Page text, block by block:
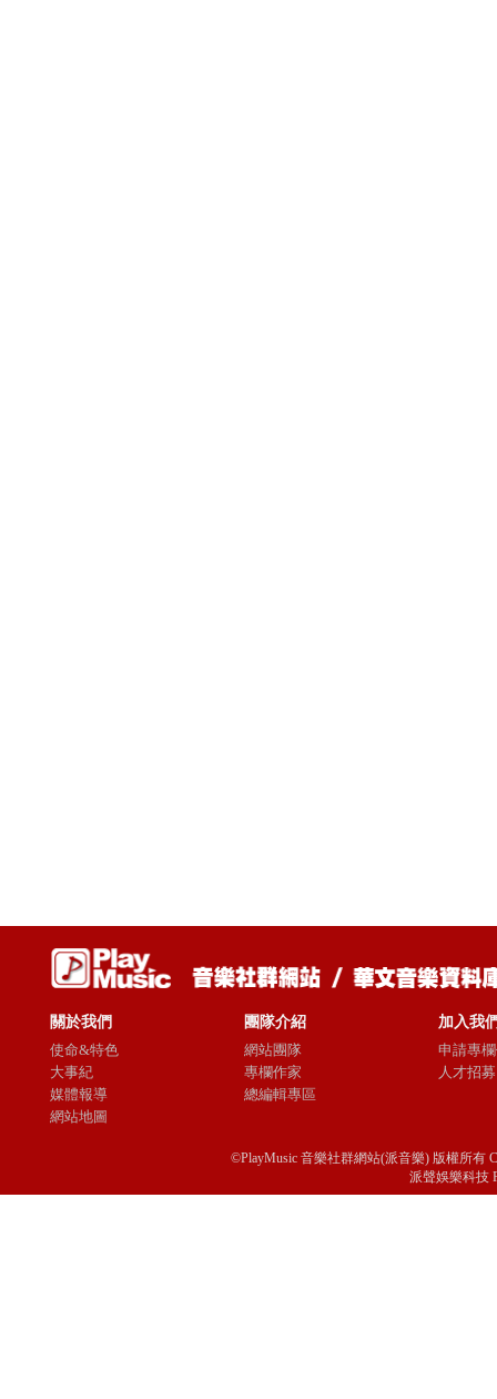
關於我們
使命&特色
大事紀
媒體報導
網站地圖
團隊介紹
網站團隊
專欄作家
總編輯專區
加入我
申請專
人才招募
©PlayMusic 音樂社群網站(派音樂) 版權所有
派聲娛樂科技